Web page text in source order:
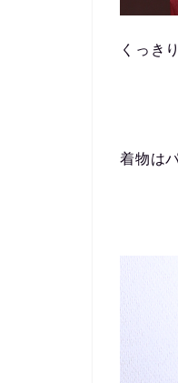
くっき
着物は